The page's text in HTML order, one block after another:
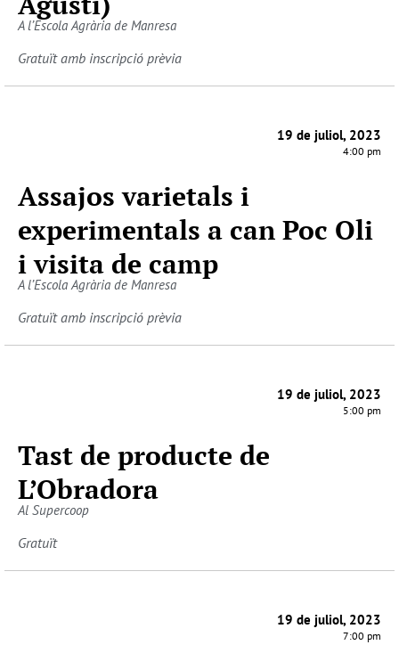
A l’Escola Agrària de Manresa
Gratuït amb inscripció prèvia
19 de juliol, 2023
4:00 pm
Assajos varietals i
experimentals a can Poc Oli
i visita de camp
A l’Escola Agrària de Manresa
Gratuït amb inscripció prèvia
19 de juliol, 2023
5:00 pm
Tast de producte de
L’Obradora
Al Supercoop
Gratuït
19 de juliol, 2023
7:00 pm